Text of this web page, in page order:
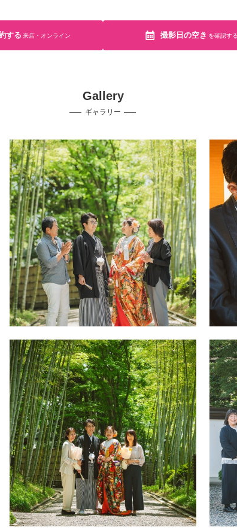
する 来店・オンライン 撮影日の空き を確認す
Gallery
ギャラリー